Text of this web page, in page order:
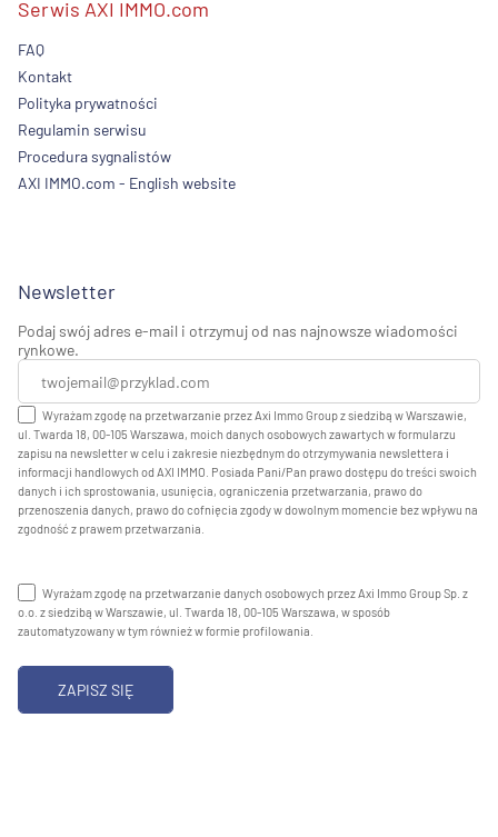
Serwis AXI IMMO.com
FAQ
Kontakt
Polityka prywatności
Regulamin serwisu
Procedura sygnalistów
AXI IMMO.com - English website
Newsletter
Podaj swój adres e-mail i otrzymuj od nas najnowsze wiadomości
rynkowe.
Wyrażam zgodę na przetwarzanie przez Axi Immo Group z siedzibą w Warszawie,
ul. Twarda 18, 00-105 Warszawa, moich danych osobowych zawartych w formularzu
zapisu na newsletter w celu i zakresie niezbędnym do otrzymywania newslettera i
informacji handlowych od AXI IMMO. Posiada Pani/Pan prawo dostępu do treści swoich
danych i ich sprostowania, usunięcia, ograniczenia przetwarzania, prawo do
przenoszenia danych, prawo do cofnięcia zgody w dowolnym momencie bez wpływu na
zgodność z prawem przetwarzania.
Wyrażam zgodę na przetwarzanie danych osobowych przez Axi Immo Group Sp. z
o.o. z siedzibą w Warszawie, ul. Twarda 18, 00-105 Warszawa, w sposób
zautomatyzowany w tym również w formie profilowania.